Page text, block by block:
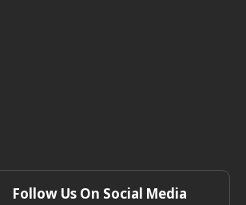
Follow Us On Social Media